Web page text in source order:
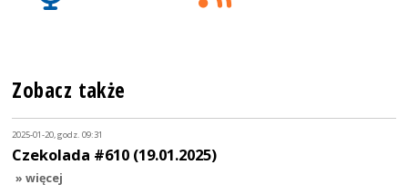
Zobacz także
2025-01-20, godz. 09:31
Czekolada #610 (19.01.2025)
» więcej